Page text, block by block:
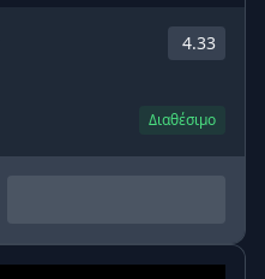
4.33
Διαθέσιμο